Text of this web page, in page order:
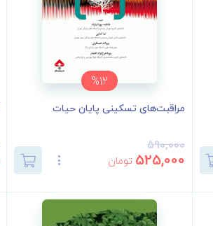
%12
مراقبت‌های تسکینی پایان حیات
590,000
525,000 تومان